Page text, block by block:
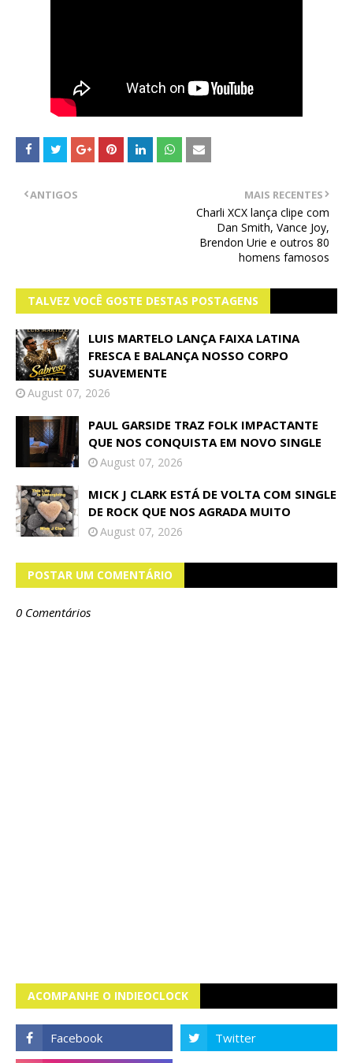
MAIS RECENTES
Charli XCX lança clipe com
Dan Smith, Vance Joy,
Brendon Urie e outros 80
homens famosos
ANTIGOS
TALVEZ VOCÊ GOSTE DESTAS POSTAGENS
LUIS MARTELO LANÇA FAIXA LATINA
FRESCA E BALANÇA NOSSO CORPO
SUAVEMENTE
August 07, 2026
PAUL GARSIDE TRAZ FOLK IMPACTANTE
QUE NOS CONQUISTA EM NOVO SINGLE
August 07, 2026
MICK J CLARK ESTÁ DE VOLTA COM SINGLE
DE ROCK QUE NOS AGRADA MUITO
August 07, 2026
POSTAR UM COMENTÁRIO
0 Comentários
ACOMPANHE O INDIEOCLOCK